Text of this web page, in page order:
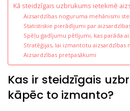
Kā steidzīgais uzbrukums ietekmē
Aizsardzības noguruma mehānismi
Statistiskie pierādījumi par
Spēļu gadījumu pētījumi, kas parāda
Stratēģijas, lai izmantotu aizsardzības
Aizsardzības pretpasākumi
Kas ir steidzīgais
kāpēc to izmanto?